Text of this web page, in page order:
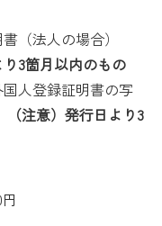
（法人の場合）
り3箇月以内のもの
人登録証明書の写
（注意）発行日より3